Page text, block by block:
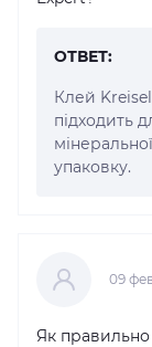
ОТВЕТ:
Клей
підходить
упаковку.
09
Як